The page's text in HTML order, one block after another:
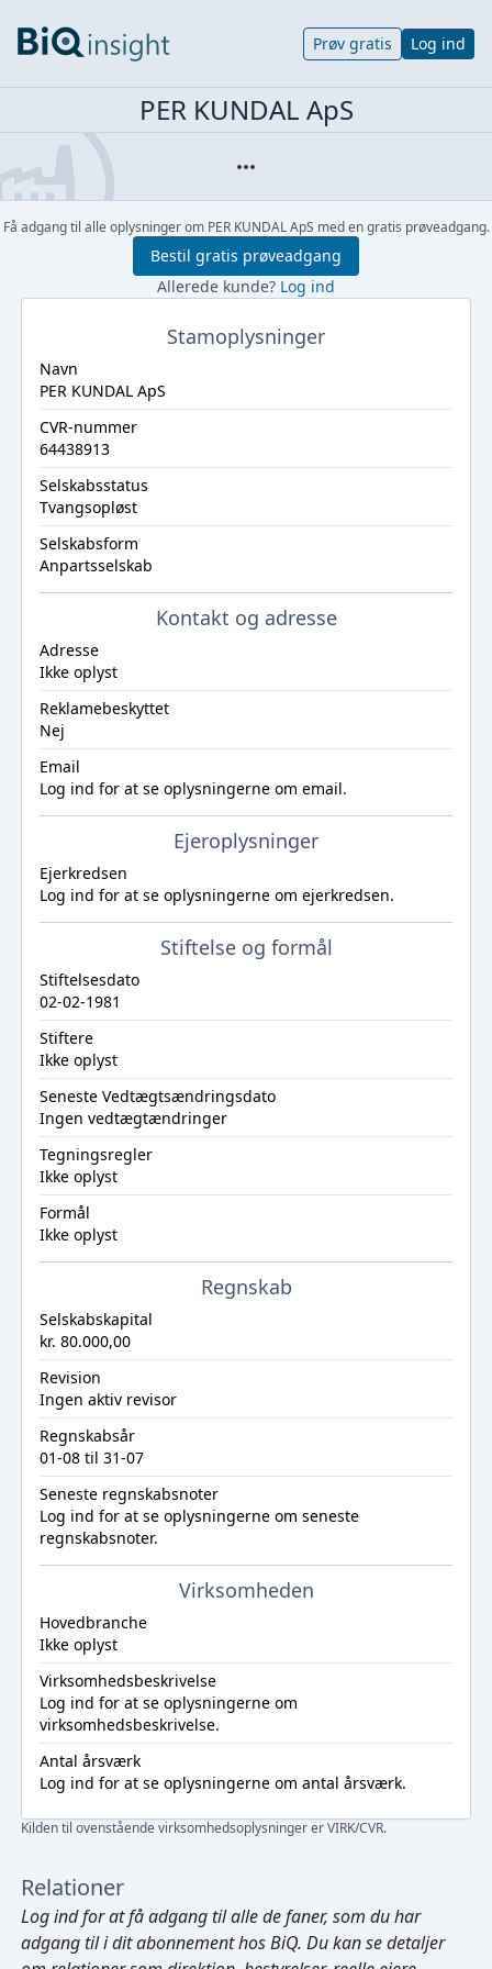
Prøv gratis Log ind
PER KUNDAL ApS
Få adgang til alle oplysninger om PER KUNDAL ApS med en gratis prøveadgang.
Bestil gratis prøveadgang
Allerede kunde? Log ind
Stamoplysninger
Navn
PER KUNDAL ApS
CVR-nummer
64438913
Selskabsstatus
Tvangsopløst
Selskabsform
Anpartsselskab
Kontakt og adresse
Adresse
Ikke oplyst
Reklamebeskyttet
Nej
Email
Log ind for at se oplysningerne om email.
Ejeroplysninger
Ejerkredsen
Log ind for at se oplysningerne om ejerkredsen.
Stiftelse og formål
Stiftelsesdato
02-02-1981
Stiftere
Ikke oplyst
Seneste Vedtægtsændringsdato
Ingen vedtægtændringer
Tegningsregler
Ikke oplyst
Formål
Ikke oplyst
Regnskab
Selskabskapital
kr. 80.000,00
Revision
Ingen aktiv revisor
Regnskabsår
01-08 til 31-07
Seneste regnskabsnoter
Log ind for at se oplysningerne om seneste
regnskabsnoter.
Virksomheden
Hovedbranche
Ikke oplyst
Virksomhedsbeskrivelse
Log ind for at se oplysningerne om
virksomhedsbeskrivelse.
Antal årsværk
Log ind for at se oplysningerne om antal årsværk.
Kilden til ovenstående virksomhedsoplysninger er VIRK/CVR.
Relationer
Log indfor at få adgang til alle de faner, som du har
adgang til i dit abonnement hos BiQ. Du kan se detaljer